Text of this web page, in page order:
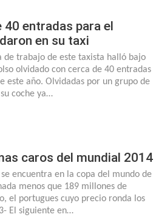
40 entradas para el
en su taxi
de trabajo de este taxista halló bajo
olvidado con cerca de 40 entradas
este año. Olvidadas por un grupo de
coche ya…
caros del mundial 2014
encuentra en la copa del mundo de
menos que 189 millones de
el portugues cuyo precio ronda los
El siguiente en…